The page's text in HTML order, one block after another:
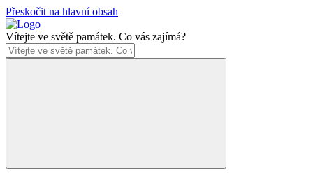
Přeskočit na hlavní obsah
Vítejte ve světě památek. Co vás zajímá?